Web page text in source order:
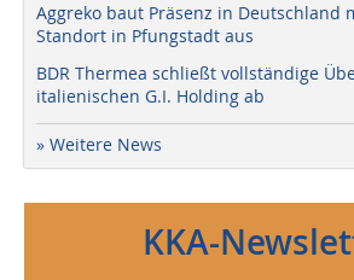
Aggreko baut Präsenz in Deutschland
Standort in Pfungstadt aus
BDR Thermea schließt vollständige
italienischen G.I. Holding ab
» Weitere News
KKA-